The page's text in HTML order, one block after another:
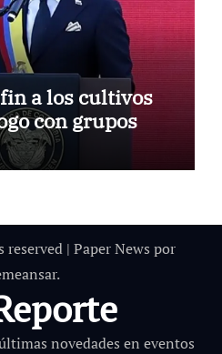
a los cultivos
con grupos
| Paper News por
.
novedades en eventos